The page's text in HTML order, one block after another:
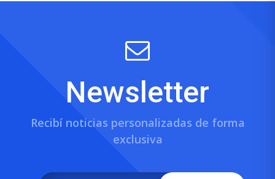
Newsletter
Recibí noticias personalizadas de forma
exclusiva